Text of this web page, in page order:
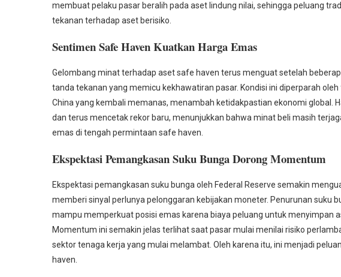
membuat pelaku pasar beralih pada aset lindung nilai, sehingga peluang
tekanan terhadap aset berisiko.
Sentimen Safe Haven Kuatkan Harga Emas
Gelombang minat terhadap aset safe haven terus menguat setelah
tanda tekanan yang memicu kekhawatiran pasar. Kondisi ini diperparah
China yang kembali memanas, menambah ketidakpastian ekonomi global.
dan terus mencetak rekor baru, menunjukkan bahwa minat beli masih
emas di tengah permintaan safe haven.
Ekspektasi Pemangkasan Suku Bunga Dorong Momentum
Ekspektasi pemangkasan suku bunga oleh Federal Reserve semakin
memberi sinyal perlunya pelonggaran kebijakan moneter. Penurunan suku
mampu memperkuat posisi emas karena biaya peluang untuk menyimpan
Momentum ini semakin jelas terlihat saat pasar mulai menilai risiko
sektor tenaga kerja yang mulai melambat. Oleh karena itu, ini menjadi
haven.